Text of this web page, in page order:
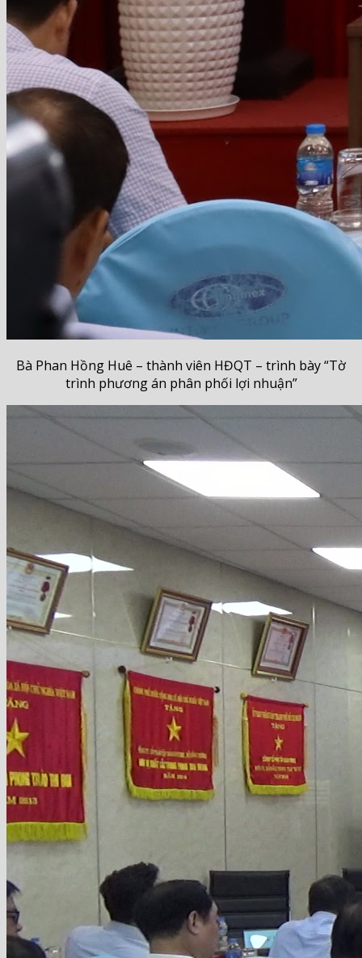
Bà Phan Hồng Huê – thành viên HĐQT – trình bày “Tờ
trình phương án phân phối lợi nhuận”